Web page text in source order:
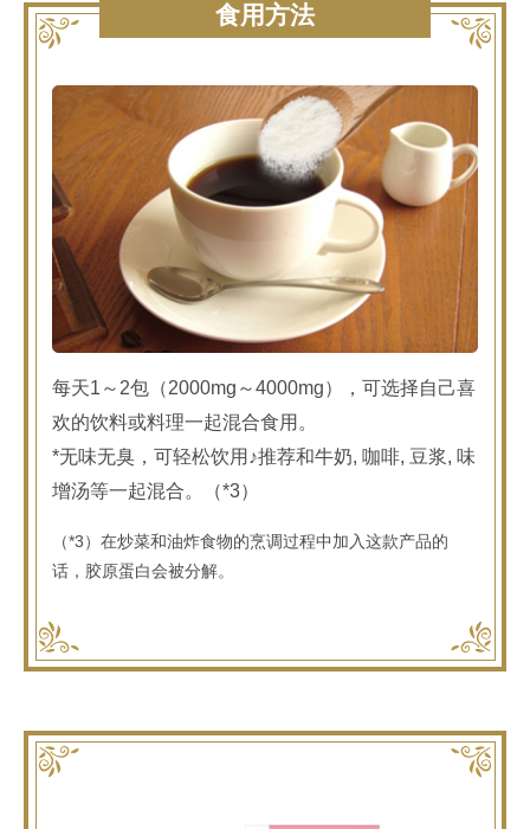
食用方法
每天1～2包（2000mg～4000mg），可选择自己喜
欢的饮料或料理一起混合食用。
*无味无臭，可轻松饮用♪推荐和牛奶, 咖啡, 豆浆, 味
增汤等一起混合。（*3）
（*3）在炒菜和油炸食物的烹调过程中加入这款产品的
话，胶原蛋白会被分解。